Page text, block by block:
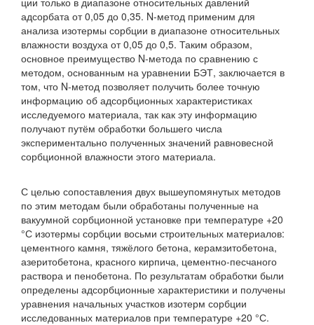
адсорбата от 0,05 до 0,35. N-метод применим для
анализа изотермы сорбции в диапазоне относительных
влажности воздуха от 0,05 до 0,5. Таким образом,
основное преимущество N-метода по сравнению с
методом, основанным на уравнении БЭТ, заключается в
том, что N-метод позволяет получить более точную
информацию об адсорбционных характеристиках
исследуемого материала, так как эту информацию
получают путём обработки большего числа
экспериментально полу­ченных значений равновесной
сорбционной влажности этого материала.
С целью сопоставления двух вышеупомянутых методов
по этим методам были обработаны полученные на
вакуумной сорбционной установке при температуре +20
°С изотермы сорбции восьми строительных материалов:
цементного камня, тяжёлого бетона, керамзитобетона,
азеритобетона, красного кирпича, цементно-песчаного
раствора и пенобетона. По ре­зультатам обработки были
определены адсорбционные харак­теристики и получены
уравнения начальных участков изотерм сорбции
исследованных материалов при температуре +20 °С.